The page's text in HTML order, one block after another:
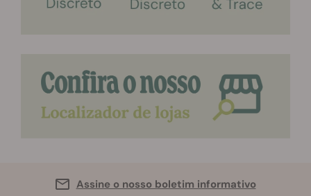
Assine o nosso boletim informativo